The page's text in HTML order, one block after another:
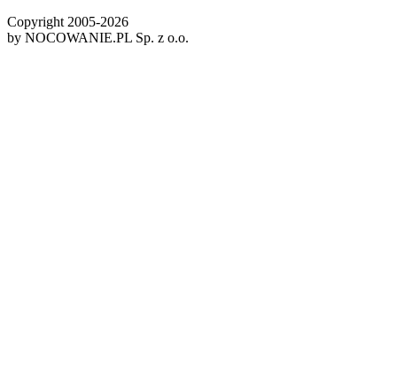
Copyright 2005-2026
by NOCOWANIE.PL Sp. z o.o.